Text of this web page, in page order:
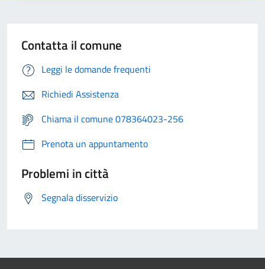
Contatta il comune
Leggi le domande frequenti
Richiedi Assistenza
Chiama il comune 078364023-256
Prenota un appuntamento
Problemi in città
Segnala disservizio